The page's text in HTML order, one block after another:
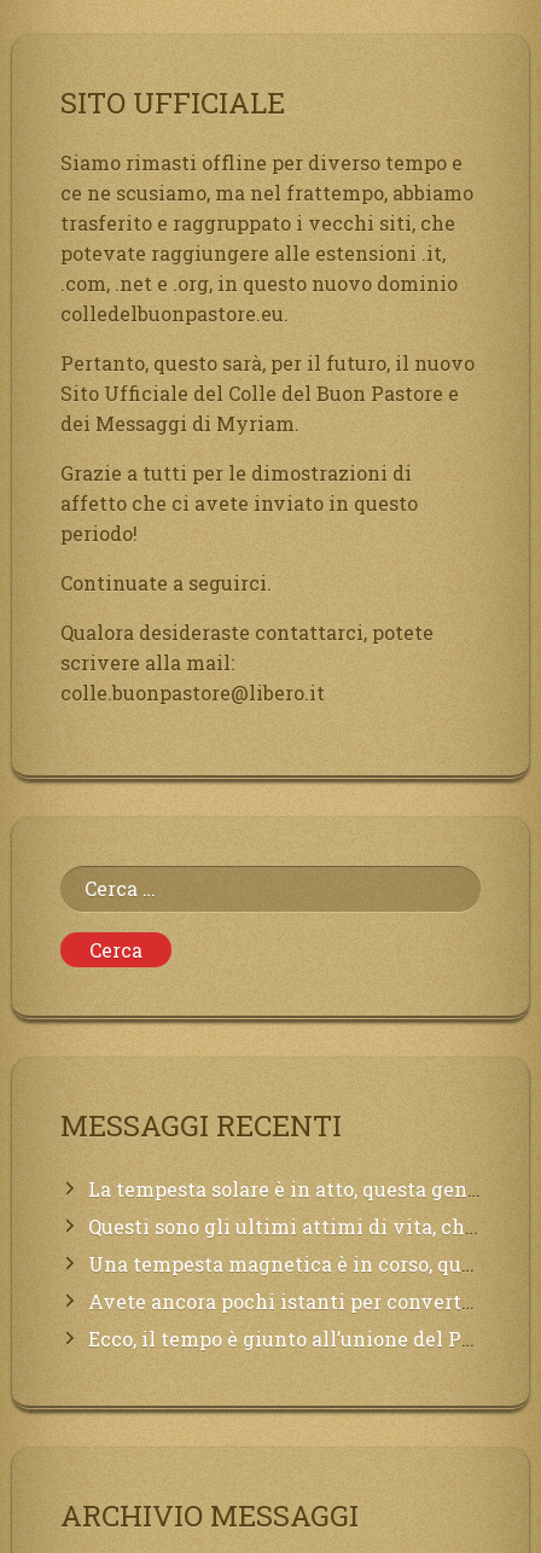
SITO UFFICIALE
Siamo rimasti offline per diverso tempo e
ce ne scusiamo, ma nel frattempo, abbiamo
trasferito e raggruppato i vecchi siti, che
potevate raggiungere alle estensioni .it,
.com, .net e .org, in questo nuovo dominio
colledelbuonpastore.eu.
Pertanto, questo sarà, per il futuro, il nuovo
Sito Ufficiale del Colle del Buon Pastore e
dei Messaggi di Myriam.
Grazie a tutti per le dimostrazioni di
affetto che ci avete inviato in questo
periodo!
Continuate a seguirci.
Qualora desideraste contattarci, potete
scrivere alla mail:
colle.buonpastore@libero.it
Ricerca
per:
MESSAGGI RECENTI
La tempesta solare è in atto, questa generazione soffrirà molto, la Terra arderà, l’acqua sarà contaminata, il cibo non sarà più nelle vostre mense.
Questi sono gli ultimi attimi di vita, chi si vuole salvare Mi chiami in suo aiuto.
Una tempesta magnetica è in corso, questa generazione patirà. Il black out non tarderà ad arrivare e tutta la Terra sarà oscurata.
Avete ancora pochi istanti per convertirvi, non perdete tempo, la sciagura arriverà all’improvviso e per chi non si sarà preparato saranno dolori.
Ecco, il tempo è giunto all’unione del Padre con il figlio, non avete che da attendere pochissimo.
ARCHIVIO MESSAGGI